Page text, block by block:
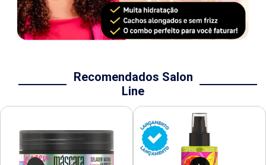
Recomendados Salon
Line